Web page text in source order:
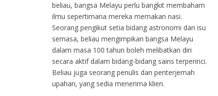
beliau, bangsa Melayu perlu bangkit membaham
ilmu sepertimana mereka memakan nasi.
Seorang pengikut setia bidang astronomi dan isu
semasa, beliau mengimpikan bangsa Melayu
dalam masa 100 tahun boleh melibatkan diri
secara aktif dalam bidang-bidang sains terperinci.
Beliau juga seorang penulis dan penterjemah
upahan, yang sedia menerima klien.